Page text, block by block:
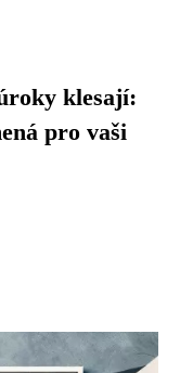
klesají:
pro vaši